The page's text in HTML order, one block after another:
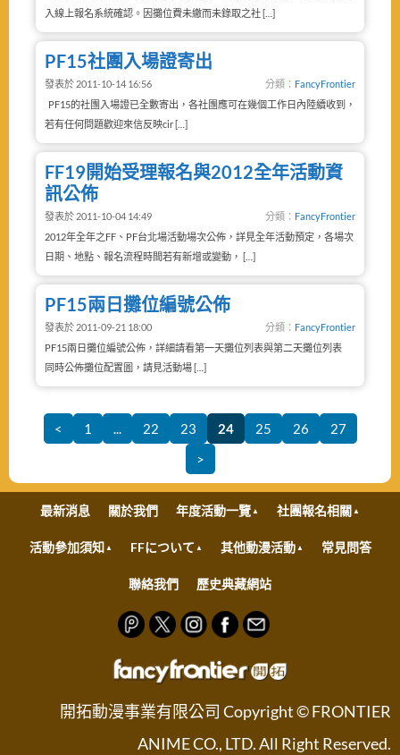
入線上報名系統確認。因攤位費未繳而未錄取之社 […]
PF15社團入場證寄出
發表於 2011-10-14 16:56 分類： FancyFrontier
PF15的社團入場證已全數寄出，各社團應可在幾個工作日內陸續收到，
若有任何問題歡迎來信反映cir […]
FF19開始受理報名與2012全年活動資
訊公佈
發表於 2011-10-04 14:49 分類： FancyFrontier
2012年全年之FF、PF台北場活動場次公佈，詳見全年活動預定，各場次
日期、地點、報名流程時間若有新增或變動， […]
PF15兩日攤位編號公佈
發表於 2011-09-21 18:00 分類： FancyFrontier
PF15兩日攤位編號公佈，詳細請看第一天攤位列表與第二天攤位列表
同時公佈攤位配置圖，請見活動場 […]
< 1 ... 22 23 24 25 26
27
>
最新消息 關於我們 年度活動一覽 社團報名相關
活動參加須知 FFについて 其他動漫活動 常見問答
聯絡我們 歷史典藏網站
開拓動漫事業有限公司 Copyright © FRONTIER
ANIME CO., LTD. All Right Reserved.